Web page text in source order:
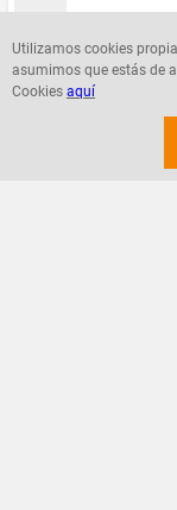
Utilizamos cookies
asumimos que estás de
Cookies aquí